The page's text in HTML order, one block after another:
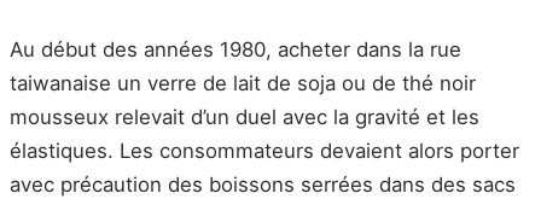
Au début des années 1980, acheter dans la rue
taiwanaise un verre de lait de soja ou de thé noir
mousseux relevait d’un duel avec la gravité et les
élastiques. Les consommateurs devaient alors porter
avec précaution des boissons serrées dans des sacs